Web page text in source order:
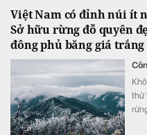
Việt Nam có đỉnh núi ít
Sở hữu rừng đỗ quyên
đông phủ băng giá trắng
thử